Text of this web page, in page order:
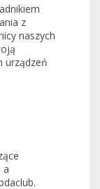
z
naszych
urządzeń
a